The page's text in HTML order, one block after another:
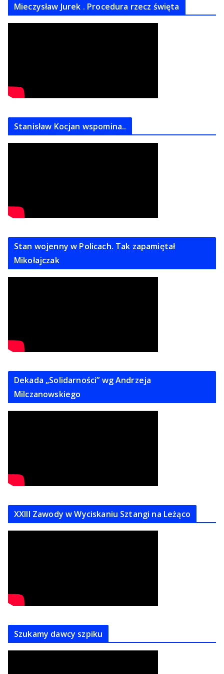
Mieczysław Jurek . Procedura rzecz święta
Stanisław Kocjan wspomina..
Stan wojenny w Policach. Tak zapamiętał
Mikołajczak
Dekada „Solidarności” wg Andrzeja
Milczanowskiego
XXIII Zawody w Wyciskaniu Sztangi na Leżąco
Szukamy dawcy szpiku